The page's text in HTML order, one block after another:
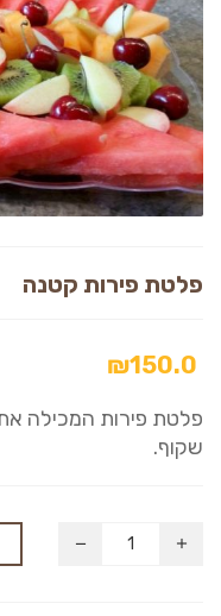
פלטת פירות קטנה
₪150.0
פלטת פירות המכילה את
שקוף.